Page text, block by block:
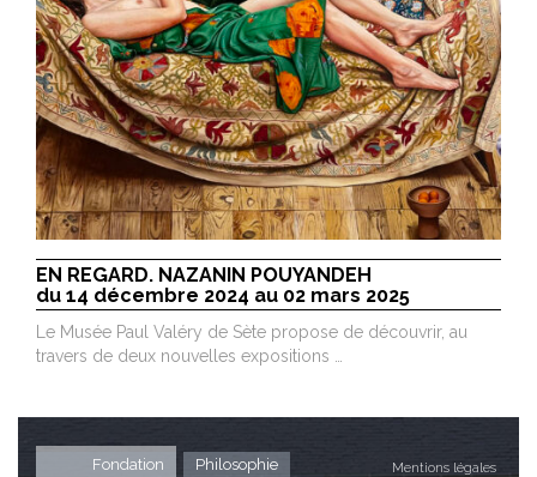
EN REGARD. NAZANIN POUYANDEH
du 14 décembre 2024 au 02 mars 2025
Le Musée Paul Valéry de Sète propose de découvrir, au
travers de deux nouvelles expositions …
Mentions légales
Fondation
Philosophie